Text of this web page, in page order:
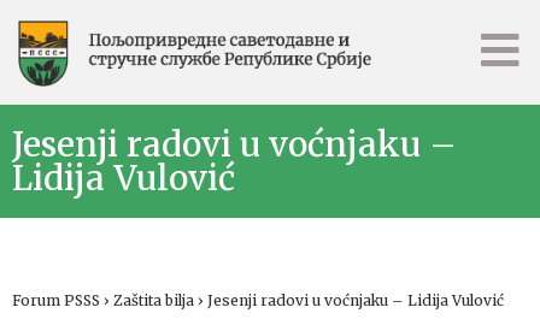
Jesenji radovi u voćnjaku –
Lidija Vulović
Forum PSSS › Zaštita bilja › Jesenji radovi u voćnjaku – Lidija Vulović